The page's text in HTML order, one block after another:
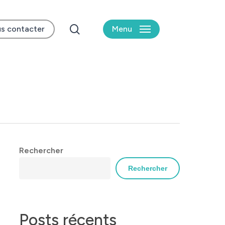
contacter search Menu
Rechercher
Rechercher
Posts récents